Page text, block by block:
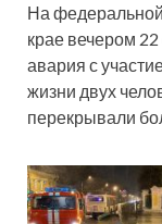
На
крае вечером
авария с
жизни двух
перекрывали